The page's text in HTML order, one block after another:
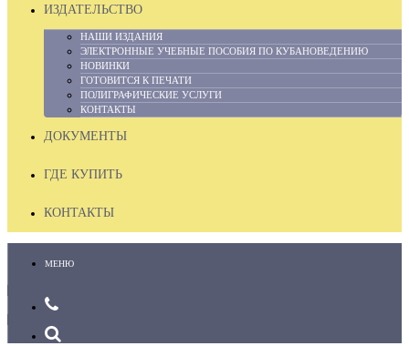
ИЗДАТЕЛЬСТВО
НАШИ ИЗДАНИЯ
ЭЛЕКТРОННЫЕ УЧЕБНЫЕ ПОСОБИЯ ПО КУБАНОВЕДЕНИЮ
НОВИНКИ
ГОТОВИТСЯ К ПЕЧАТИ
ПОЛИГРАФИЧЕСКИЕ УСЛУГИ
КОНТАКТЫ
ДОКУМЕНТЫ
ГДЕ КУПИТЬ
КОНТАКТЫ
МЕНЮ